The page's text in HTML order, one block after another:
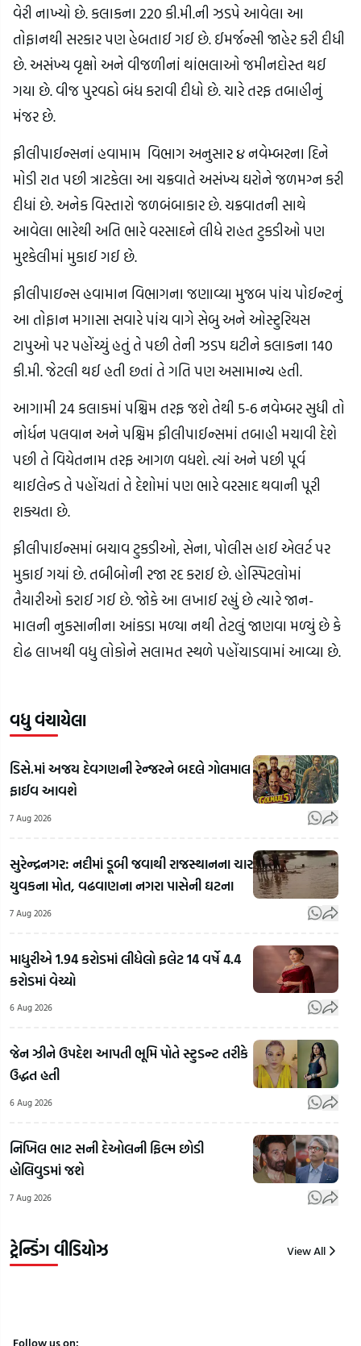
વેરી નાખ્યો છે. કલાકના 220 કી.મી.ની ઝડપે આવેલા આ
તોફાનથી સરકાર પણ હેબતાઈ ગઈ છે. ઈમર્જન્સી જાહેર કરી દીધી
છે. અસંખ્ય વૃક્ષો અને વીજળીનાં થાંભલાઓ જમીનદોસ્ત થઈ
ગયા છે. વીજ પુરવઠો બંધ કરાવી દીધો છે. ચારે તરફ તબાહીનું
મંજર છે.
ફીલીપાઈન્સનાં હવામામ વિભાગ અનુસાર ૪ નવેમ્બરના દિને
મોડી રાત પછી ત્રાટકેલા આ ચક્રવાતે અસંખ્ય ઘરોને જળમગ્ન કરી
દીધાં છે. અનેક વિસ્તારો જળબંબાકાર છે. ચક્રવાતની સાથે
આવેલા ભારેથી અતિ ભારે વરસાદને લીધે રાહત ટુકડીઓ પણ
મુશ્કેલીમાં મુકાઈ ગઈ છે.
ફીલીપાઇન્સ હવામાન વિભાગના જણાવ્યા મુજબ પાંચ પોઈન્ટનું
આ તોફાન મગાસા સવારે પાંચ વાગે સેબુ અને ઓસ્ટુરિયસ
ટાપુઓ પર પહોંચ્યું હતું તે પછી તેની ઝડપ ઘટીને કલાકના 140
કી.મી. જેટલી થઈ હતી છતાં તે ગતિ પણ અસામાન્ય હતી.
આગામી 24 કલાકમાં પશ્ચિમ તરફ જશે તેથી 5-6 નવેમ્બર સુધી તો
નોર્ધન પલવાન અને પશ્ચિમ ફીલીપાઈન્સમાં તબાહી મચાવી દેશે
પછી તે વિયેતનામ તરફ આગળ વધશે. ત્યાં અને પછી પૂર્વ
થાઈલેન્ડ તે પહોંચતાં તે દેશોમાં પણ ભારે વરસાદ થવાની પૂરી
શક્યતા છે.
ફીલીપાઈન્સમાં બચાવ ટુકડીઓ, સેના, પોલીસ હાઈ એલર્ટ પર
મુકાઈ ગયાં છે. તબીબોની રજા રદ કરાઈ છે. હોસ્પિટલોમાં
તૈયારીઓ કરાઈ ગઈ છે. જોકે આ લખાઈ રહ્યું છે ત્યારે જાન-
માલની નુકસાનીના આંકડા મળ્યા નથી તેટલું જાણવા મળ્યું છે કે
દોઢ લાખથી વધુ લોકોને સલામત સ્થળે પહોંચાડવામાં આવ્યા છે.
વધુ વંચાયેલા
ડિસે.માં અજય દેવગણની રેન્જરને બદલે ગોલમાલ
ફાઈવ આવશે
7 Aug 2026
સુરેન્દ્રનગર: નદીમાં ડૂબી જવાથી રાજસ્થાનના ચાર
યુવકના મોત, વઢવાણના નગરા પાસેની ઘટના
7 Aug 2026
માધુરીએ 1.94 કરોડમાં લીધેલો ફલેટ 14 વર્ષે 4.4
કરોડમાં વેચ્યો
6 Aug 2026
જેન ઝીને ઉપદેશ આપતી ભૂમિ પોતે સ્ટુડન્ટ તરીકે
ઉદ્ધત હતી
6 Aug 2026
નિખિલ ભાટ સની દેઓલની ફિલ્મ છોડી
હોલિવુડમાં જશે
7 Aug 2026
ટ્રેન્ડિંગ વીડિયોઝ View All
Vadodaraમાં
9મા માળેથી
વર્ષના
માસૂમનું મોત!
વાલીઓ માટે
લાલબત્તી
કિસ્સો!
8
કામ,
પ્રભાવિત
Follow us on: